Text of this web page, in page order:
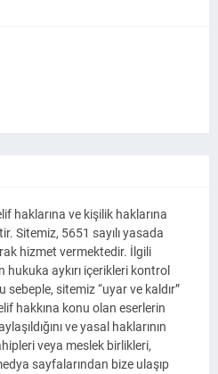
haklarına ve kişilik haklarına
Sitemiz, 5651 sayılı yasada
hizmet vermektedir. İlgili
aykırı içerikleri kontrol
sitemiz “uyar ve kaldır”
hakkına konu olan eserlerin
ve yasal haklarının
veya meslek birlikleri,
sayfalarından bize ulaşıp